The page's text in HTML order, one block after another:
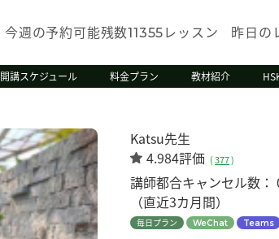
今週の予約可能残数11355 レッスン 昨日の
開講スケジュール 料金プラン 教材紹介
Katsu先生
4.984評価 (377)
講師都合キャンセル数：
（直近3カ月間）
毎日プラン WeChat Teams